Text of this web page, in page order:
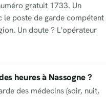
gratuit 1733. Un
le poste de garde compétent
Un doute ? L’opérateur
heures à Nassogne ?
des médecins (soir, nuit,